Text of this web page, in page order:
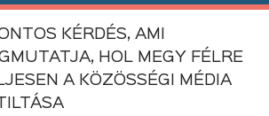
KÉRDÉS, AMI
HOL MEGY FÉLRE
A KÖZÖSSÉGI MÉDIA